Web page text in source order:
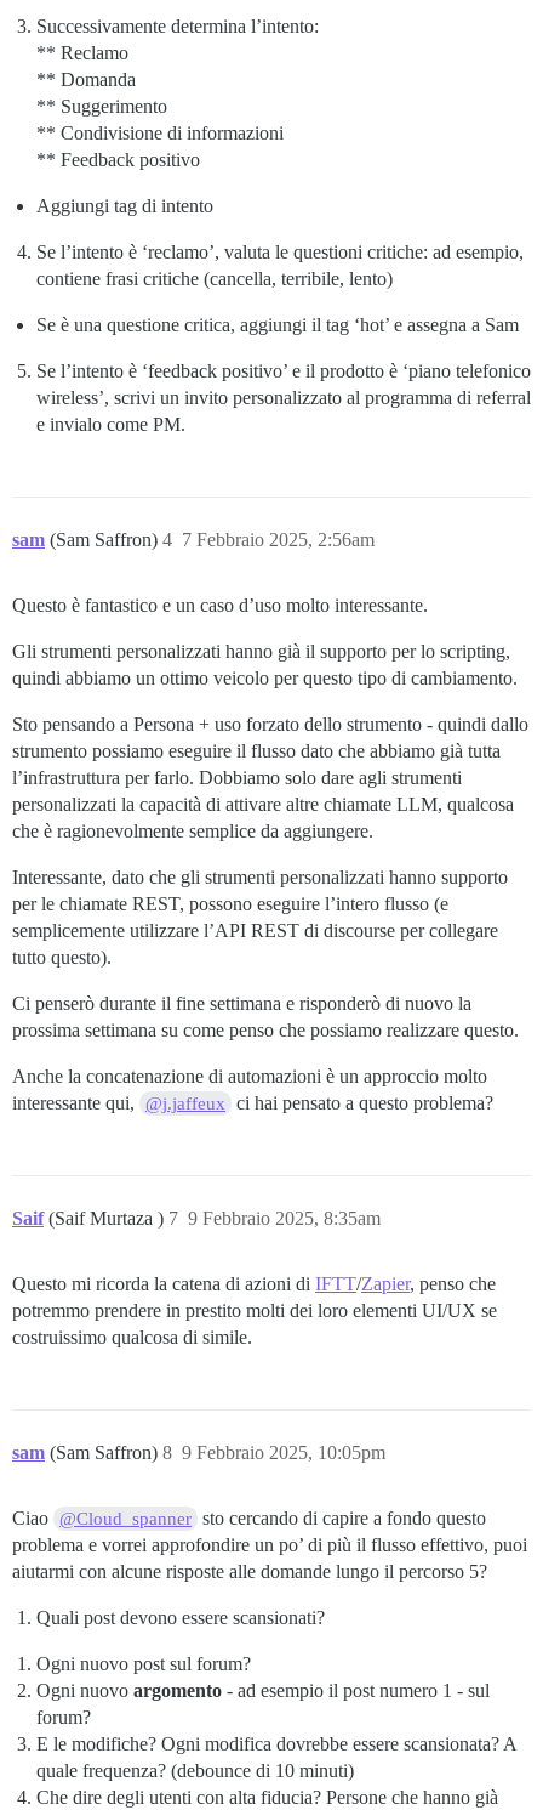
Successivamente determina l’intento:
** Reclamo
** Domanda
** Suggerimento
** Condivisione di informazioni
** Feedback positivo
Aggiungi tag di intento
Se l’intento è ‘reclamo’, valuta le questioni critiche: ad esempio,
contiene frasi critiche (cancella, terribile, lento)
Se è una questione critica, aggiungi il tag ‘hot’ e assegna a Sam
Se l’intento è ‘feedback positivo’ e il prodotto è ‘piano telefonico
wireless’, scrivi un invito personalizzato al programma di referral
e invialo come PM.
sam (Sam Saffron) 7 Febbraio 2025, 2:56am
4
Questo è fantastico e un caso d’uso molto interessante.
Gli strumenti personalizzati hanno già il supporto per lo scripting,
quindi abbiamo un ottimo veicolo per questo tipo di cambiamento.
Sto pensando a Persona + uso forzato dello strumento - quindi dallo
strumento possiamo eseguire il flusso dato che abbiamo già tutta
l’infrastruttura per farlo. Dobbiamo solo dare agli strumenti
personalizzati la capacità di attivare altre chiamate LLM, qualcosa
che è ragionevolmente semplice da aggiungere.
Interessante, dato che gli strumenti personalizzati hanno supporto
per le chiamate REST, possono eseguire l’intero flusso (e
semplicemente utilizzare l’API REST di discourse per collegare
tutto questo).
Ci penserò durante il fine settimana e risponderò di nuovo la
prossima settimana su come penso che possiamo realizzare questo.
Anche la concatenazione di automazioni è un approccio molto
interessante qui,
@j.jaffeux ci hai pensato a questo problema?
Saif (Saif Murtaza ) 9 Febbraio 2025, 8:35am
7
Questo mi ricorda la catena di azioni di IFTT/Zapier, penso che
potremmo prendere in prestito molti dei loro elementi UI/UX se
costruissimo qualcosa di simile.
sam (Sam Saffron) 9 Febbraio 2025, 10:05pm
8
Ciao @Cloud_spanner sto cercando di capire a fondo questo
problema e vorrei approfondire un po’ di più il flusso effettivo, puoi
aiutarmi con alcune risposte alle domande lungo il percorso 5?
Quali post devono essere scansionati?
Ogni nuovo post sul forum?
Ogni nuovo argomento - ad esempio il post numero 1 - sul
forum?
E le modifiche? Ogni modifica dovrebbe essere scansionata? A
quale frequenza? (debounce di 10 minuti)
Che dire degli utenti con alta fiducia? Persone che hanno già